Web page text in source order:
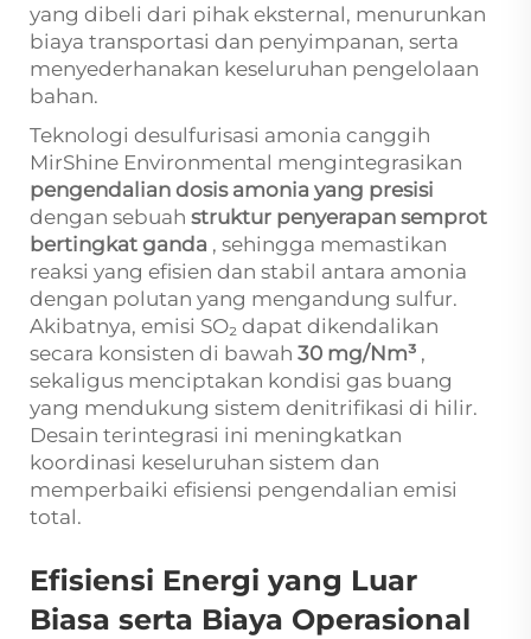
yang dibeli dari pihak eksternal, menurunkan
biaya transportasi dan penyimpanan, serta
menyederhanakan keseluruhan pengelolaan
bahan.
Teknologi desulfurisasi amonia canggih
MirShine Environmental mengintegrasikan
pengendalian dosis amonia yang presisi
dengan sebuah struktur penyerapan semprot
bertingkat ganda , sehingga memastikan
reaksi yang efisien dan stabil antara amonia
dengan polutan yang mengandung sulfur.
Akibatnya, emisi SO₂ dapat dikendalikan
secara konsisten di bawah 30 mg/Nm³ ,
sekaligus menciptakan kondisi gas buang
yang mendukung sistem denitrifikasi di hilir.
Desain terintegrasi ini meningkatkan
koordinasi keseluruhan sistem dan
memperbaiki efisiensi pengendalian emisi
total.
Efisiensi Energi yang Luar
Biasa serta Biaya Operasional